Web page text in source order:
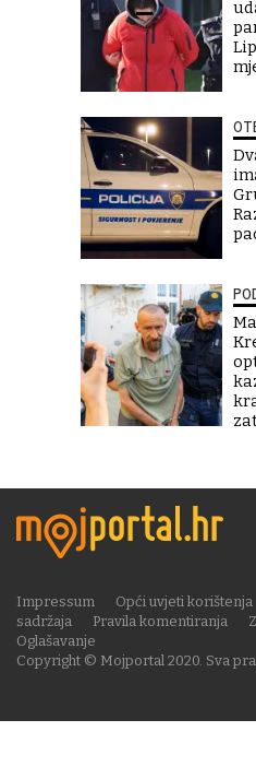
Copyright © Mojportal 2020. Sva
Impressum Opći uvjeti korištenja
sadržaja
Pravila komentiranja
Oglašavanje